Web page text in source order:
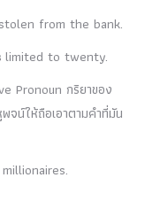
stolen from the bank.
limited to twenty.
Pronoun กริยาของ
จน์ให้ถือเอาตามคำที่มัน
millionaires.